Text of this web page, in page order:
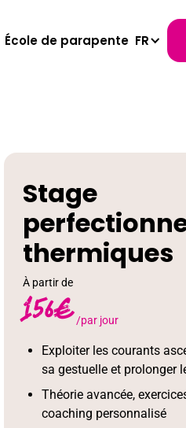
École de parapente FR
Stage
thermiques
À partir de
156€/par jour
Exploiter les courants
sa gestuelle et prolonger
Théorie avancée,
coaching personnalisé